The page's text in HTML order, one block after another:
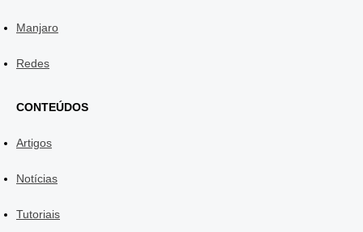
Manjaro
Redes
CONTEÚDOS
Artigos
Notícias
Tutoriais